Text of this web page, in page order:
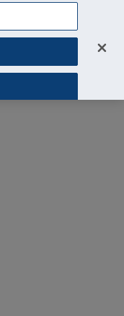
Accedi all'area riservata